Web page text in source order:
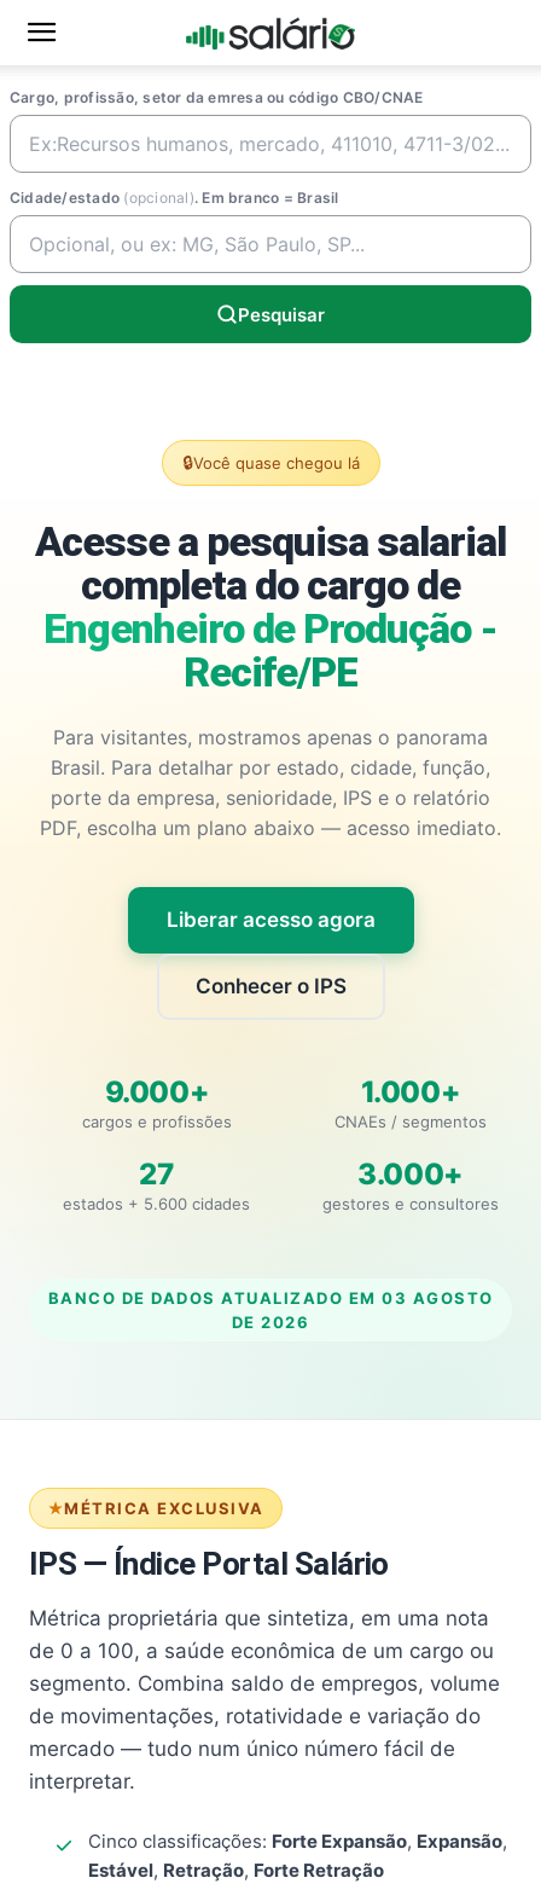
Cargo, profissão, setor da emresa ou código CBO/CNAE
Cidade/estado (opcional). Em branco = Brasil
Pesquisar
🔒Você quase chegou lá
Acesse a pesquisa salarial
completa do cargo de
Engenheiro de Produção -
Recife/PE
Para visitantes, mostramos apenas o panorama
Brasil. Para detalhar por estado, cidade, função,
porte da empresa, senioridade, IPS e o relatório
PDF, escolha um plano abaixo — acesso imediato.
Liberar acesso agora
Conhecer o IPS
9.000+
cargos e profissões
1.000+
CNAEs / segmentos
27
estados + 5.600 cidades
3.000+
gestores e consultores
BANCO DE DADOS ATUALIZADO EM 03 AGOSTO
DE 2026
MÉTRICA EXCLUSIVA
IPS — Índice Portal Salário
Métrica proprietária que sintetiza, em uma nota
de 0 a 100, a saúde econômica de um cargo ou
segmento. Combina saldo de empregos, volume
de movimentações, rotatividade e variação do
mercado — tudo num único número fácil de
interpretar.
Cinco classificações: Forte Expansão, Expansão,
Estável, Retração, Forte Retração